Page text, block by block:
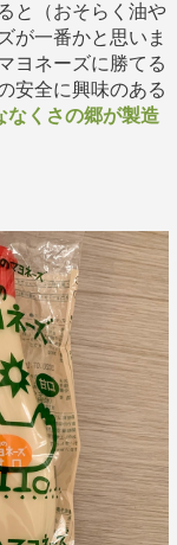
と（おそらく油や
が一番かと思いま
ヨネーズに勝てる
安全に興味のある
なくさの郷が製造